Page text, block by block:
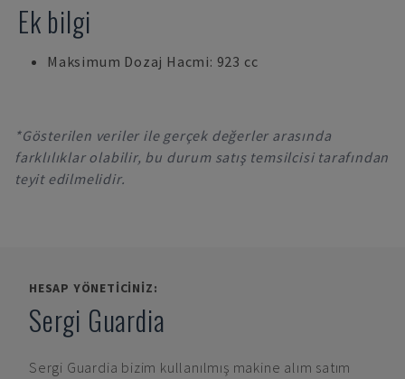
Ek bilgi
Maksimum Dozaj Hacmi: 923 cc
*Gösterilen veriler ile gerçek değerler arasında
farklılıklar olabilir, bu durum satış temsilcisi tarafından
teyit edilmelidir.
HESAP YÖNETICINIZ:
Sergi Guardia
Sergi Guardia bizim kullanılmış makine alım satım